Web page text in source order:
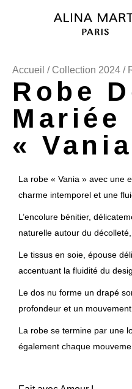
Accueil / Collection 2024 /
Robe
Mariée
«
La robe « Vania » avec une
charme intemporel et une
L’encolure bénitier,
naturelle autour du
Le tissus en soie, épouse
accentuant la fluidité du
Le dos nu forme un drapé
profondeur et un mouvement
La robe se termine par une
également chaque